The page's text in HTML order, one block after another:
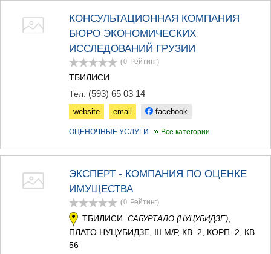
КОНСУЛЬТАЦИОННАЯ КОМПАНИЯ
БЮРО ЭКОНОМИЧЕСКИХ
ИССЛЕДОВАНИЙ ГРУЗИИ
(0 Рейтинг)
ТБИЛИСИ.
Тел: (593) 65 03 14
website email facebook
ОЦЕНОЧНЫЕ УСЛУГИ Все категории
ЭКСПЕРТ - КОМПАНИЯ ПО ОЦЕНКЕ
ИМУЩЕСТВА
(0 Рейтинг)
ТБИЛИСИ. САБУРТАЛО (НУЦУБИДЗЕ)
ПЛАТО НУЦУБИДЗЕ, III М/Р, КВ. 2, КОРП. 2, КВ.
56